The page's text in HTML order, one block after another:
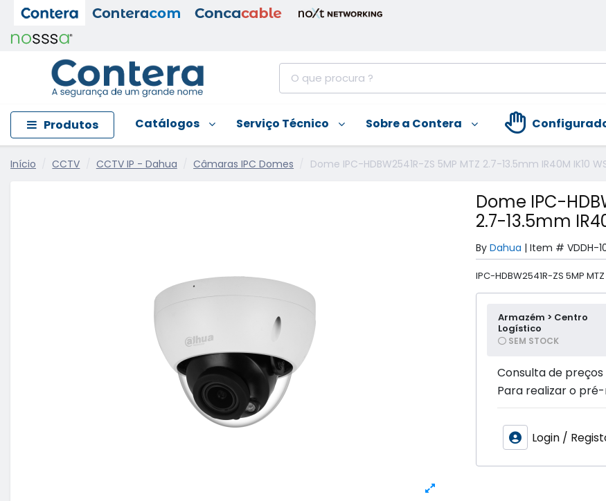
Produtos Catálogos Serviço Técnico Sobre a Contera
Início CCTV CCTV IP - Dahua Câmaras IPC Domes Dome IPC-HDBW2541R-ZS 5MP MTZ 2.7-13.5mm IR40M IK10
Dome IPC-
2.7-13.5mm
By Dahua | Item # VDDH-
IPC-HDBW2541R-ZS 5MP
Armazém > Centro
Logístico
SEM STOCK
Consulta de
Para realizar o
Login /